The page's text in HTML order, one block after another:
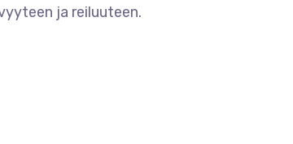
ja reiluuteen.